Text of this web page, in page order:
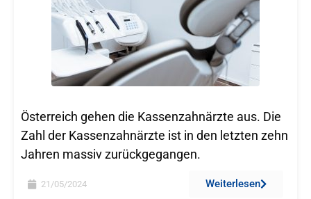
Österreich gehen die Kassenzahnärzte aus. Die
Zahl der Kassenzahnärzte ist in den letzten zehn
Jahren massiv zurückgegangen.
21/05/2024 Weiterlesen